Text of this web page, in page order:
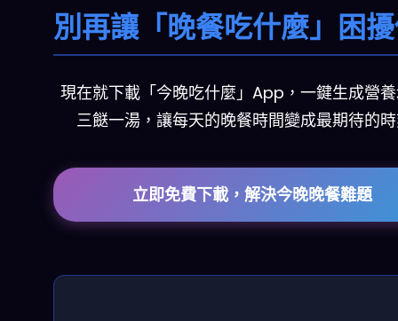
別再讓「晚餐吃什麼」困
現在就下載「今晚吃什麼」App，一鍵生成營
三餸一湯，讓每天的晚餐時間變成最期待的
立即免費下載，解決今晚晚餐難題